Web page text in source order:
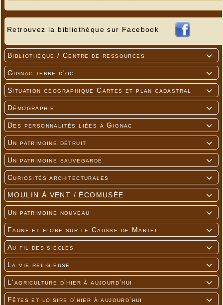
Retrouvez la bibliothèque sur Facebook

Bibliothèque / Centre de ressources

Gignac terre d'oc

Situation géographique Cartes et plan cadastral

Démographie

Des personnalités liées à Gignac

Un patrimoine détruit

Un patrimoine sauvegardé

Curiosités architecturales

MOULIN À VENT / ÉCOMUSÉE

Un patrimoine nouveau

Faune et flore sur le Causse de Martel

Au fil des siècles

La vie religieuse

L'agriculture d'hier à aujourd'hui

Fêtes et loisirs d'hier à aujourd'hui